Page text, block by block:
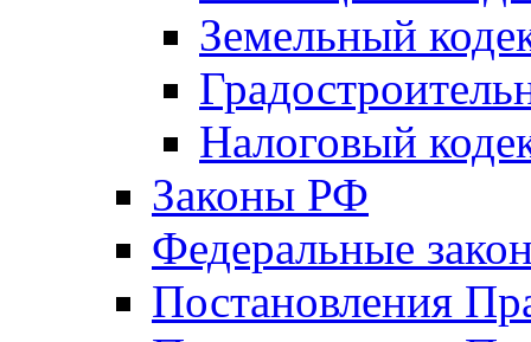
Земельный
Налоговый
Законы РФ
Федеральные
Постановления